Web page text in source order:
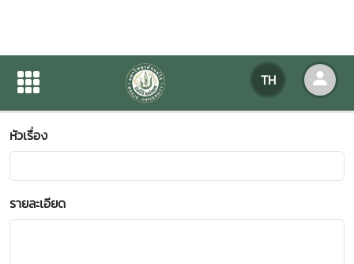
TH
ข้อเสนอแนะ-ข้อร้องเรียน
ข้อเสนอแนะ-ข้อร้องเรียน
หัวเรื่อง
รายละเอียด